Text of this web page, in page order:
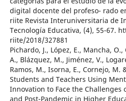
digital docente del profeso- rado
riite Revista Interuniversitaria de
Tecnología Educativa, (4), 55-67.
riite/2018/327881
Pichardo, J., López, E., Mancha,
A., Blázquez, M., Jiménez, V.,
Ramos, M., Isorna, E., Cornejo, M.
Students and Teachers Using
Innovation to Face the Challenges
and Post-Pandemic in Higher